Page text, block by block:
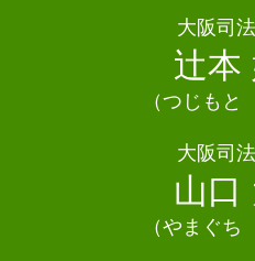
相続 手続き 期限
債務整理 司法書士
相続 司法書士 高石
債務整理 司法書士
相続 司法書士 大阪市
債務整理 司法書士
大阪司
辻本
（つじもと
大阪司
山口
（やまぐち